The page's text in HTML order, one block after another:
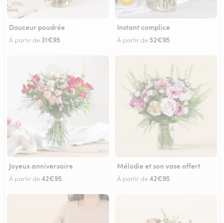
Douceur poudrée
À partir de 31€95
Instant complice
À partir de 52€95
Joyeux anniversaire
À partir de42€95
Mélodie et son vase offert
À partir de42€95